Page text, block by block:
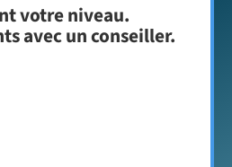
votre niveau.
avec un conseiller.